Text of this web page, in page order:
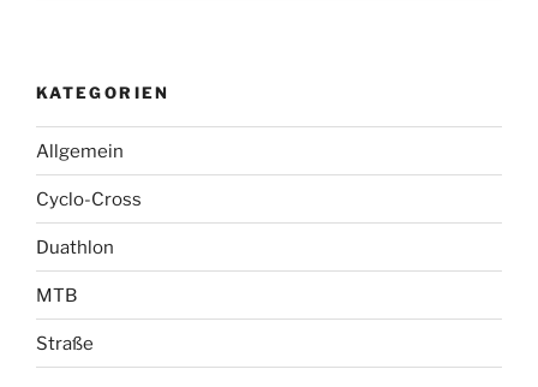
KATEGORIEN
Allgemein
Cyclo-Cross
Duathlon
MTB
Straße